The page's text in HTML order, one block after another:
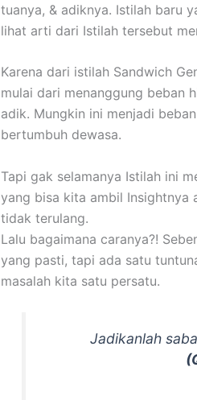
tuanya, & adiknya. Istilah baru
lihat arti dari Istilah tersebut
Karena dari istilah Sandwich
mulai dari menanggung beban
adik. Mungkin ini menjadi
bertumbuh dewasa.
Tapi gak selamanya Istilah ini
yang bisa kita ambil Insightnya
tidak terulang.
Lalu bagaimana caranya?!
yang pasti, tapi ada satu
masalah kita satu persatu.
Jadikanlah